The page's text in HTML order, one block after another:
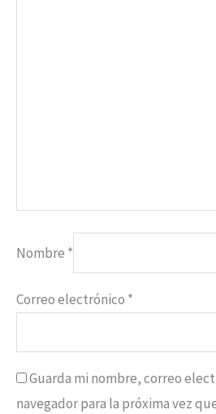
Nombre *
Correo electrónico *
Guarda mi nombre, correo
navegador para la próxima vez